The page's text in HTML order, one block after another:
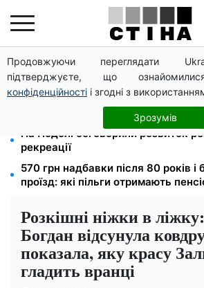
Продовжуючи переглядати
підтверджуєте, що
конфіденційності і згодні з
Зрозумів
Тариф від 190 грн на місяць:
знижки пенсіонерам, Vodafone —
Тарифи на воду злетіли до 91,24
сягнути 15 грн: комунальні ціни в
На Подолі обговорили розвиток
рекреації
570 грн надбавки після 80 років і
проїзд: які пільги отримають
Розкішні ніжки в
Богдан відсунула
показала, яку красу
гладить вранці